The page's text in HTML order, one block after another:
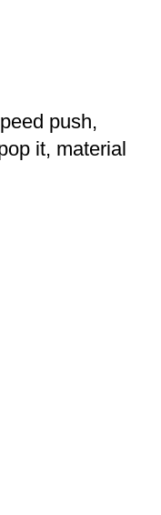
push,
it, material